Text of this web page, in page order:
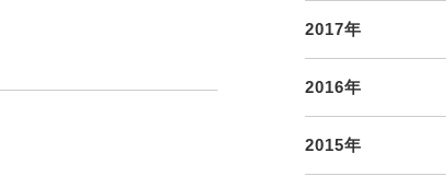
2017年
2016年
2015年